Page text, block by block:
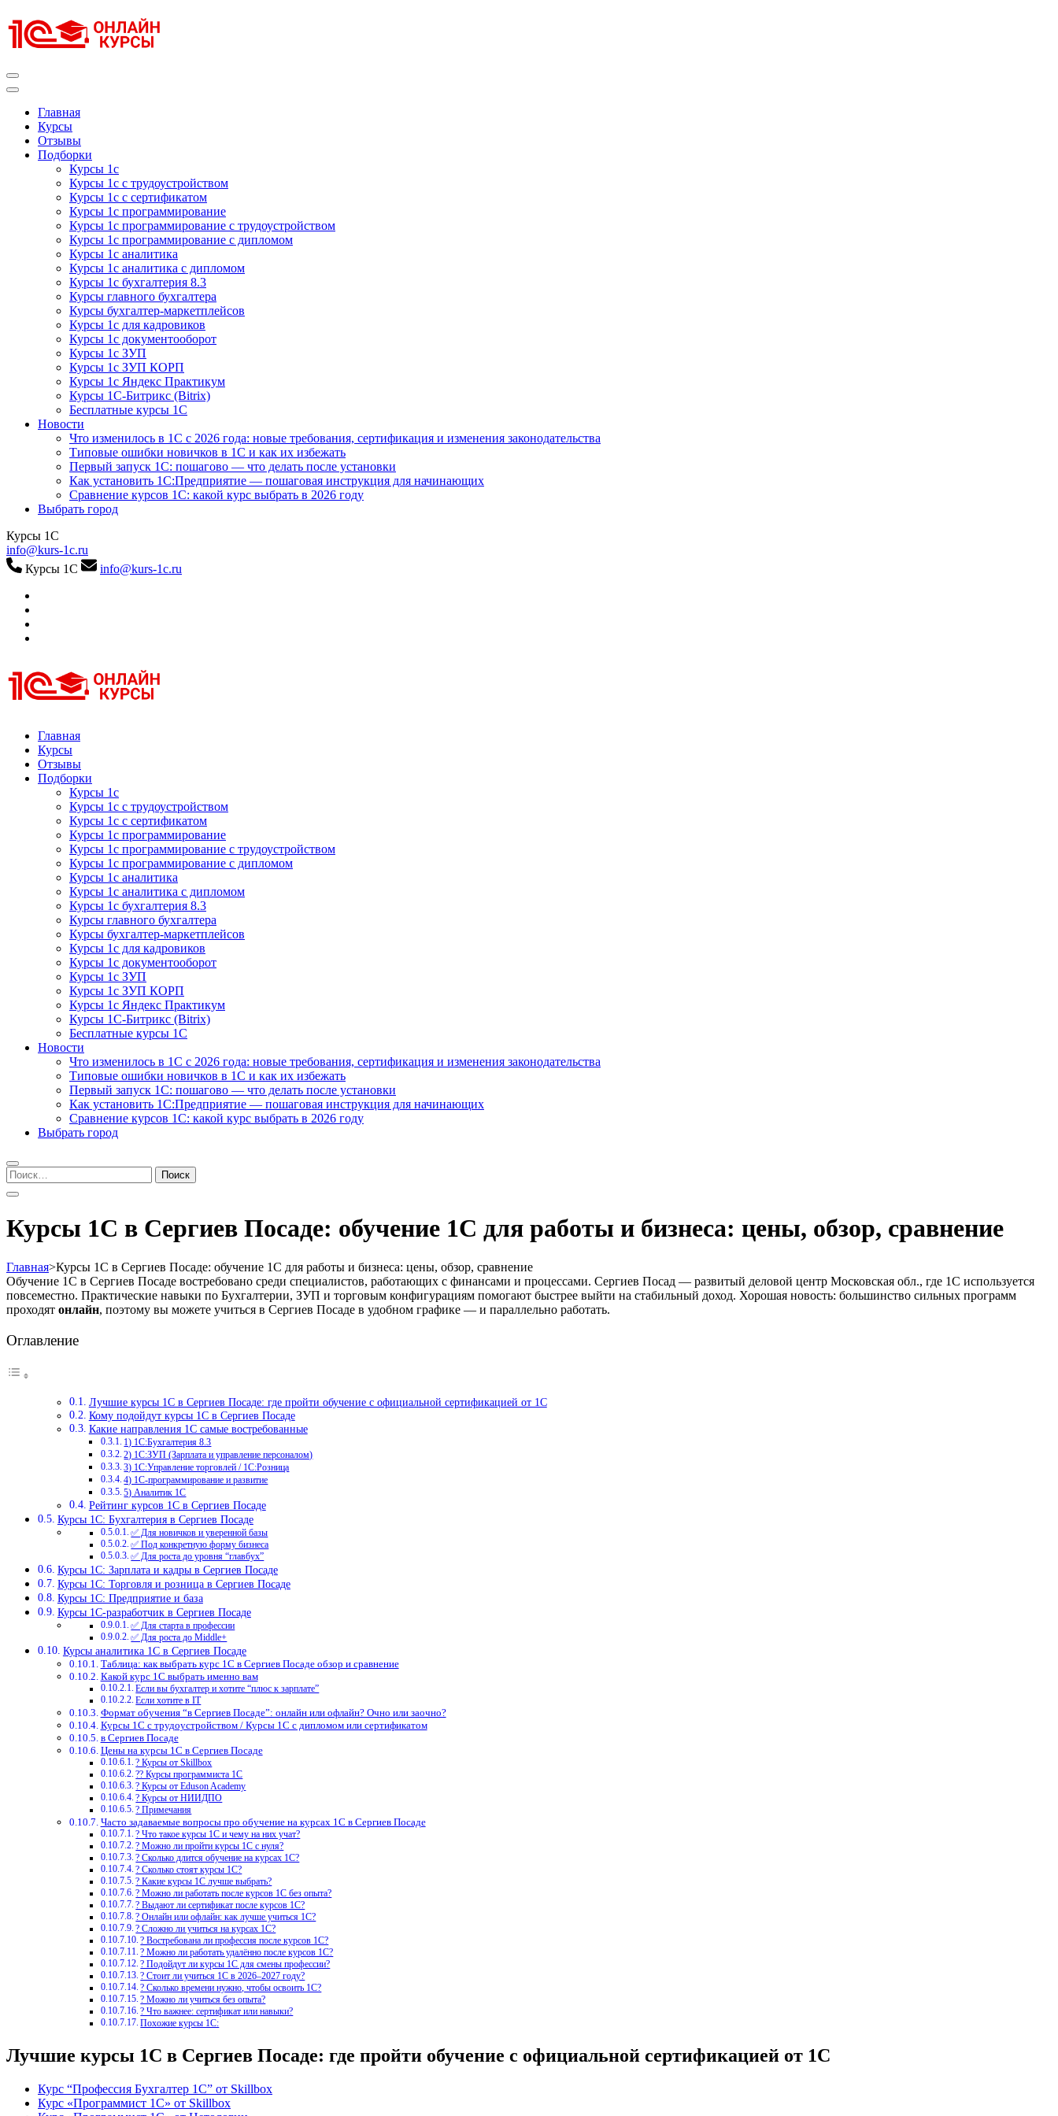
к
содержимому
Главная
Курсы
Отзывы
Подборки
Курсы 1с
Курсы 1с с трудоустройством
Курсы 1с с сертификатом
Курсы 1с программирование
Курсы 1с программирование с трудоустройством
Курсы 1с программирование с дипломом
Курсы 1с аналитика
Курсы 1с аналитика с дипломом
Курсы 1с бухгалтерия 8.3
Курсы главного бухгалтера
Курсы бухгалтер-маркетплейсов
Курсы 1с для кадровиков
Курсы 1с документооборот
Курсы 1с ЗУП
Курсы 1с ЗУП КОРП
Курсы 1с Яндекс Практикум
Курсы 1С-Битрикс (Bitrix)
Бесплатные курсы 1С
Новости
Что изменилось в 1С с 2026 года: новые требования, сертификация и изменения законодательства
Типовые ошибки новичков в 1С и как их избежать
Первый запуск 1С: пошагово — что делать после установки
Как установить 1С:Предприятие — пошаговая инструкция для начинающих
Сравнение курсов 1С: какой курс выбрать в 2026 году
Выбрать город
Курсы 1С
info@kurs-1c.ru
Курсы 1С
info@kurs-1c.ru
Курсы 1С
Курсы 1С официальная сертификация
Главная
Курсы
Отзывы
Подборки
Курсы 1с
Курсы 1с с трудоустройством
Курсы 1с с сертификатом
Курсы 1с программирование
Курсы 1с программирование с трудоустройством
Курсы 1с программирование с дипломом
Курсы 1с аналитика
Курсы 1с аналитика с дипломом
Курсы 1с бухгалтерия 8.3
Курсы главного бухгалтера
Курсы бухгалтер-маркетплейсов
Курсы 1с для кадровиков
Курсы 1с документооборот
Курсы 1с ЗУП
Курсы 1с ЗУП КОРП
Курсы 1с Яндекс Практикум
Курсы 1С-Битрикс (Bitrix)
Бесплатные курсы 1С
Новости
Что изменилось в 1С с 2026 года: новые требования, сертификация и изменения законодательства
Типовые ошибки новичков в 1С и как их избежать
Первый запуск 1С: пошагово — что делать после установки
Как установить 1С:Предприятие — пошаговая инструкция для начинающих
Сравнение курсов 1С: какой курс выбрать в 2026 году
Выбрать город
Найти:
Курсы 1С в Сергиев Посаде: обучение 1С для работы и бизнеса: цены, обзор, сравнение
Главная>Курсы 1С в Сергиев Посаде: обучение 1С для работы и бизнеса: цены, обзор, сравнение
Обучение 1С в Сергиев Посаде востребовано среди специалистов, работающих с финансами и процессами. Сергиев Посад — развитый деловой центр Московская обл., где 1С используется
повсеместно. Практические навыки по Бухгалтерии, ЗУП и торговым конфигурациям помогают быстрее выйти на стабильный доход. Хорошая новость: большинство сильных программ
проходят онлайн, поэтому вы можете учиться в Сергиев Посаде в удобном графике — и параллельно работать.
Оглавление
Лучшие курсы 1С в Сергиев Посаде: где пройти обучение с официальной сертификацией от 1С
Кому подойдут курсы 1С в Сергиев Посаде
Какие направления 1С самые востребованные
1) 1С:Бухгалтерия 8.3
2) 1С:ЗУП (Зарплата и управление персоналом)
3) 1С:Управление торговлей / 1С:Розница
4) 1С-программирование и развитие
5) Аналитик 1С
Рейтинг курсов 1С в Сергиев Посаде
Курсы 1С: Бухгалтерия в Сергиев Посаде
✅ Для новичков и уверенной базы
✅ Под конкретную форму бизнеса
✅ Для роста до уровня “главбух”
Курсы 1С: Зарплата и кадры в Сергиев Посаде
Курсы 1С: Торговля и розница в Сергиев Посаде
Курсы 1С: Предприятие и база
Курсы 1С-разработчик в Сергиев Посаде
✅ Для старта в профессии
✅ Для роста до Middle+
Курсы аналитика 1С в Сергиев Посаде
Таблица: как выбрать курс 1С в Сергиев Посаде обзор и сравнение
Какой курс 1С выбрать именно вам
Если вы бухгалтер и хотите “плюс к зарплате”
Если хотите в IT
Формат обучения “в Сергиев Посаде”: онлайн или офлайн? Очно или заочно?
Курсы 1С с трудоустройством / Курсы 1С с дипломом или сертификатом
в Сергиев Посаде
Цены на курсы 1С в Сергиев Посаде
? Курсы от Skillbox
?‍? Курсы программиста 1С
? Курсы от Eduson Academy
? Курсы от НИИДПО
? Примечания
Часто задаваемые вопросы про обучение на курсах 1С в Сергиев Посаде
? Что такое курсы 1С и чему на них учат?
? Можно ли пройти курсы 1С с нуля?
? Сколько длится обучение на курсах 1С?
? Сколько стоят курсы 1С?
? Какие курсы 1С лучше выбрать?
? Можно ли работать после курсов 1С без опыта?
? Выдают ли сертификат после курсов 1С?
? Онлайн или офлайн: как лучше учиться 1С?
? Сложно ли учиться на курсах 1С?
? Востребована ли профессия после курсов 1С?
? Можно ли работать удалённо после курсов 1С?
? Подойдут ли курсы 1С для смены профессии?
? Стоит ли учиться 1С в 2026–2027 году?
? Сколько времени нужно, чтобы освоить 1С?
? Можно ли учиться без опыта?
? Что важнее: сертификат или навыки?
Похожие курсы 1С:
Лучшие курсы 1С в Сергиев Посаде: где пройти обучение с официальной сертификацией от 1С
Курс “Профессия Бухгалтер 1С” от Skillbox
Курс «Программист 1С» от Skillbox